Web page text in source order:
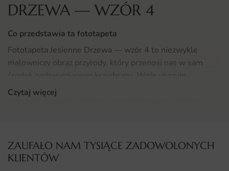
DRZEWA — WZÓR 4
Co przedstawia ta fototapeta
Fototapeta Jesienne Drzewa — wzór 4 to niezwykle
malowniczy obraz przyrody, który przenosi nas w sam
środek zachwycającego krajobrazu. Wzór ukazuje
majestatyczne drzewa w pełni jesiennego ubarwienia,
miłośników natury oraz osób pragnących wprowadzić
odrobinę ciepła i przytulności do swojego wnętrza. Wzór
ten doskonale oddaje urok jesieni, tworząc atmosferę
Czytaj więcej
ZAUFAŁO NAM TYSIĄCE ZADOWOLONYCH
KLIENTÓW